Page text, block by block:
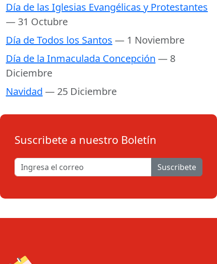
Día de las Iglesias Evangélicas y Protestantes
— 31 Octubre
Día de Todos los Santos — 1 Noviembre
Día de la Inmaculada Concepción — 8
Diciembre
Navidad — 25 Diciembre
Suscribete a nuestro Boletín
Suscribete